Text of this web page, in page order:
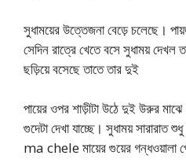
সুধাময়ের উত্তেজনা বেড়ে চলেছে।
সেদিন রাত্রে খেতে বসে সুধাময় দেখল
ছড়িয়ে বসেছে তাতে তার দুই
পায়ের ওপর শাড়ীটা উঠে দুই উরুর
গুদেটা দেখা যাচ্ছে। সুধাময় সারারাত
ma chele মায়ের গুয়ের গন্ধওয়ালা